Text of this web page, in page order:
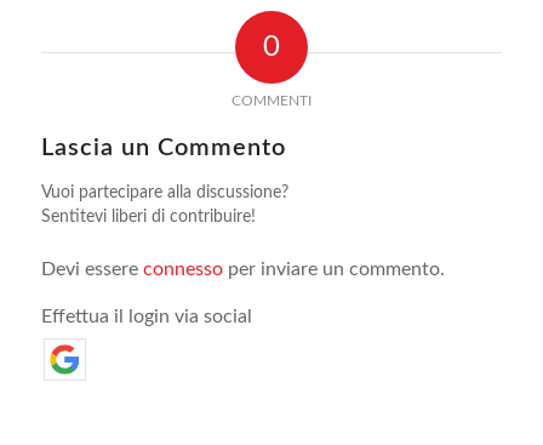
0
COMMENTI
Lascia un Commento
Vuoi partecipare alla discussione?
Sentitevi liberi di contribuire!
Devi essere connessoper inviare un commento.
Effettua il login via social